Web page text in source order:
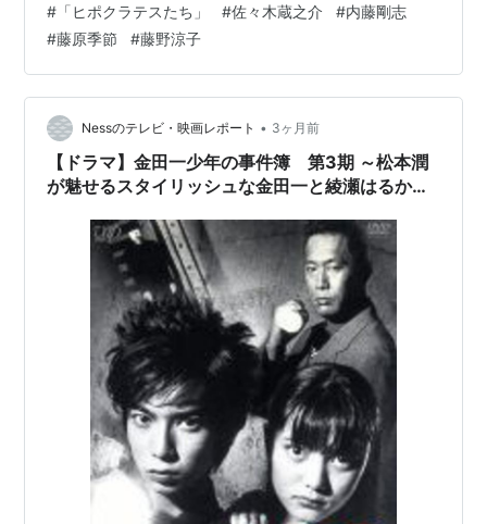
浩監督作『ふんどし医者』を原案に『ヒポクラテスた
ち』などの大森一樹監督が遺した企画を、かつて同監督
の現場に携わった『独立少年合唱団』などの緒方明監督
が完成させた。長崎で西洋医学を学んだ蘭方医を『超
高…
# 「ヒポクラテスたち」 #佐々木蔵之介 #内藤剛志
#藤原季節 #藤野涼子
Nessのテレビ・映画レポート • 3ヶ月前
【ドラマ】金田一少年の事件簿 第3期 ～松本潤
が魅せるスタイリッシュな金田一と綾瀬はるかの